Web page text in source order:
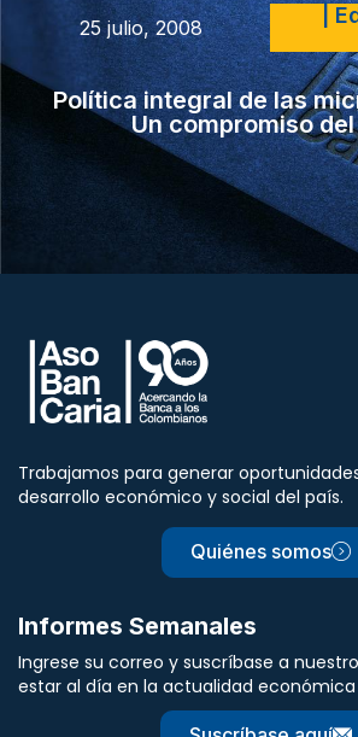
25 julio, 2008 |
Política integral de las
Un compromiso
Trabajamos para generar
desarrollo económico y social del país.
Quiénes somos
Informes Semanales
Ingrese su correo y suscríbase a
estar al día en la actualidad